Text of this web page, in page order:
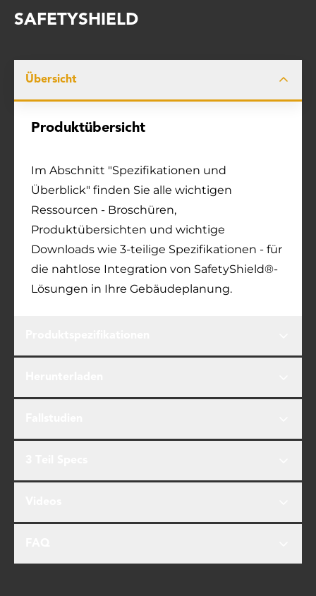
SAFETYSHIELD
Übersicht
Produktübersicht
Im Abschnitt "Spezifikationen und
Überblick" finden Sie alle wichtigen
Ressourcen - Broschüren,
Produktübersichten und wichtige
Downloads wie 3-teilige Spezifikationen - für
die nahtlose Integration von SafetyShield®-
Lösungen in Ihre Gebäudeplanung.